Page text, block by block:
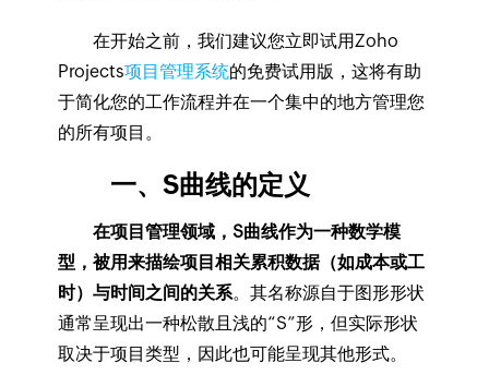
在开始之前，我们建议您立即试用Zoho
Projects项目管理系统的免费试用版，这将有助
于简化您的工作流程并在一个集中的地方管理您
的所有项目。
一、S曲线的定义
在项目管理领域，S曲线作为一种数学模
型，被用来描绘项目相关累积数据（如成本或工
时）与时间之间的关系。其名称源自于图形形状
通常呈现出一种松散且浅的“S”形，但实际形状
取决于项目类型，因此也可能呈现其他形式。